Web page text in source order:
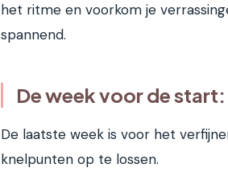
het ritme en voorkom je
spannend.
De week voor de
De laatste week is voor het
knelpunten op te lossen.